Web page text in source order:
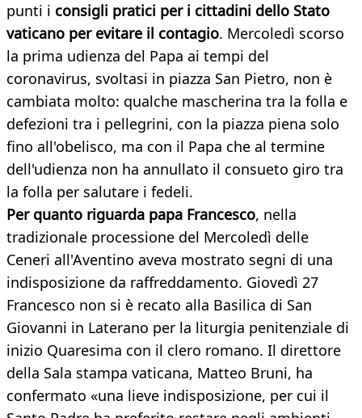
punti i consigli pratici per i cittadini dello Stato
vaticano per evitare il contagio. Mercoledì scorso
la prima udienza del Papa ai tempi del
coronavirus, svoltasi in piazza San Pietro, non è
cambiata molto: qualche mascherina tra la folla e
defezioni tra i pellegrini, con la piazza piena solo
fino all'obelisco, ma con il Papa che al termine
dell'udienza non ha annullato il consueto giro tra
la folla per salutare i fedeli.
Per quanto riguarda papa Francesco, nella
tradizionale processione del Mercoledì delle
Ceneri all'Aventino aveva mostrato segni di una
indisposizione da raffreddamento. Giovedì 27
Francesco non si è recato alla Basilica di San
Giovanni in Laterano per la liturgia penitenziale di
inizio Quaresima con il clero romano. Il direttore
della Sala stampa vaticana, Matteo Bruni, ha
confermato «una lieve indisposizione, per cui il